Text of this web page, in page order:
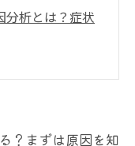
分析とは？症状
法を徹底解説
？まずは原因を知